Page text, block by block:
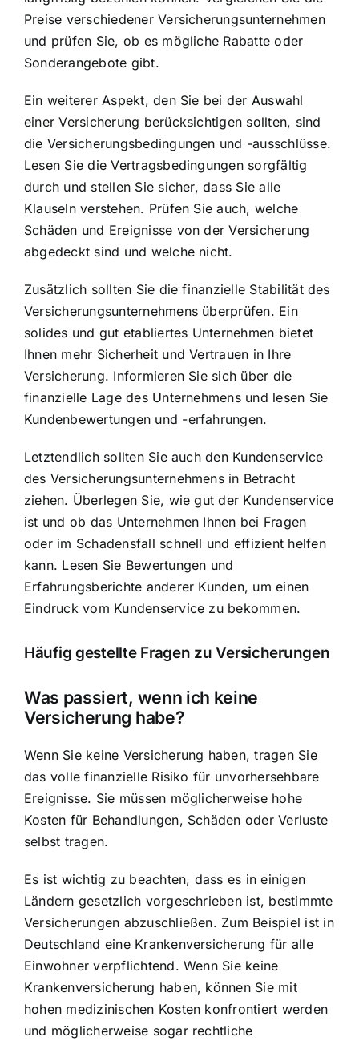
Preise verschiedener Versicherungsunternehmen
und prüfen Sie, ob es mögliche Rabatte oder
Sonderangebote gibt.
Ein weiterer Aspekt, den Sie bei der Auswahl
einer Versicherung berücksichtigen sollten, sind
die Versicherungsbedingungen und -ausschlüsse.
Lesen Sie die Vertragsbedingungen sorgfältig
durch und stellen Sie sicher, dass Sie alle
Klauseln verstehen. Prüfen Sie auch, welche
Schäden und Ereignisse von der Versicherung
abgedeckt sind und welche nicht.
Zusätzlich sollten Sie die finanzielle Stabilität des
Versicherungsunternehmens überprüfen. Ein
solides und gut etabliertes Unternehmen bietet
Ihnen mehr Sicherheit und Vertrauen in Ihre
Versicherung. Informieren Sie sich über die
finanzielle Lage des Unternehmens und lesen Sie
Kundenbewertungen und -erfahrungen.
Letztendlich sollten Sie auch den Kundenservice
des Versicherungsunternehmens in Betracht
ziehen. Überlegen Sie, wie gut der Kundenservice
ist und ob das Unternehmen Ihnen bei Fragen
oder im Schadensfall schnell und effizient helfen
kann. Lesen Sie Bewertungen und
Erfahrungsberichte anderer Kunden, um einen
Eindruck vom Kundenservice zu bekommen.
Häufig gestellte Fragen zu Versicherungen
Was passiert, wenn ich keine
Versicherung habe?
Wenn Sie keine Versicherung haben, tragen Sie
das volle finanzielle Risiko für unvorhersehbare
Ereignisse. Sie müssen möglicherweise hohe
Kosten für Behandlungen, Schäden oder Verluste
selbst tragen.
Es ist wichtig zu beachten, dass es in einigen
Ländern gesetzlich vorgeschrieben ist, bestimmte
Versicherungen abzuschließen. Zum Beispiel ist in
Deutschland eine Krankenversicherung für alle
Einwohner verpflichtend. Wenn Sie keine
Krankenversicherung haben, können Sie mit
hohen medizinischen Kosten konfrontiert werden
und möglicherweise sogar rechtliche